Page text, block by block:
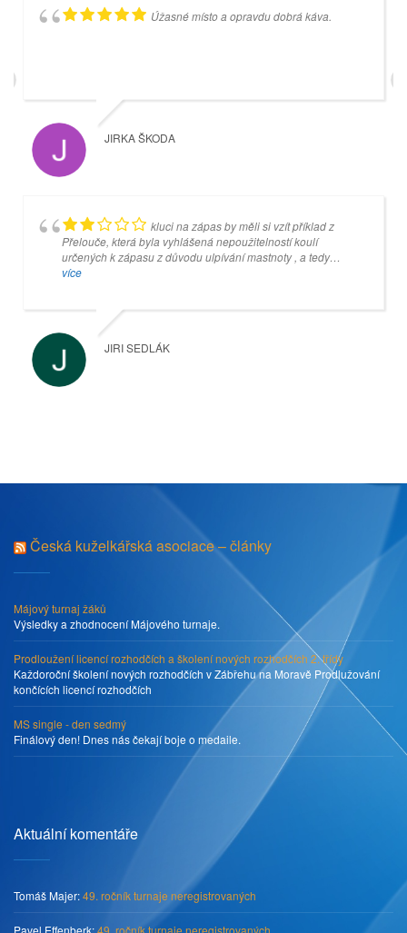
Úžasné místo a opravdu dobrá káva.
JIRKA ŠKODA
kluci na zápas by měli si vzít příklad z
Přelouče, která byla vyhlášená nepoužitelností koulí
určených k zápasu z důvodu ulpívání mastnoty , a tedy
neuchopitelné pro ty , kteří drží kouli v prstech ... v Přelouči
nechali při zápasu koule umýt...tedy tuto neblahou štafetu po
Přelouči drží teď právě kuželna v Náchodě ... ale jinak
naprosto skvělé dívadlo a herna
více
JIRI SEDLÁK
Příjemné prostředí. Hospůdka s dobrými
MIROSLAV SIXTA
Česká kuželkářská asociace – články
Májový turnaj žáků
Výsledky a zhodnocení Májového turnaje.
Prodloužení licencí rozhodčích a školení nových rozhodčích 2. třídy
Každoroční školení nových rozhodčích v Zábřehu na Moravě Prodlužování
končících licencí rozhodčích
MS single - den sedmý
Finálový den! Dnes nás čekají boje o medaile.
Aktuální komentáře
Tomáš Majer:49. ročník turnaje neregistrovaných
Pavel Effenberk:49. ročník turnaje neregistrovaných